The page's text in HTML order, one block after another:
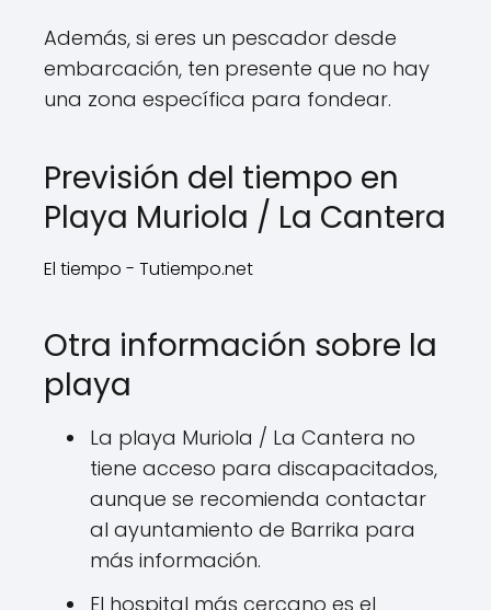
Además, si eres un pescador desde
embarcación, ten presente que no hay
una zona específica para fondear.
Previsión del tiempo en
Playa Muriola / La Cantera
El tiempo - Tutiempo.net
Otra información sobre la
playa
La playa Muriola / La Cantera no
tiene acceso para discapacitados,
aunque se recomienda contactar
al ayuntamiento de Barrika para
más información.
El hospital más cercano es el